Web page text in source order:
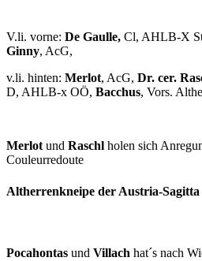
V.li. vorne: De Gaulle, Cl, AHLB-X
Ginny, AcG,
v.li. hinten: Merlot, AcG, Dr. cer.
D, AHLB-x OÖ, Bacchus, Vors.
Merlotund Raschl holen sich
Couleurredoute
Altherrenkneipe der Austria-Sagitta
Pocahontas und Villach hat´s nach